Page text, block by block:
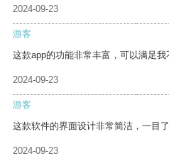
2024-09-23
游客
这款app的功能非常丰富，可以满足我
2024-09-23
游客
这款软件的界面设计非常简洁，一目了
2024-09-23